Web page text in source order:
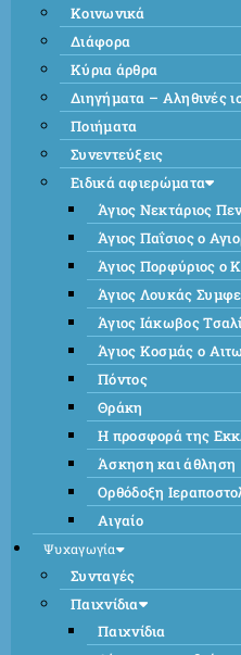
Κοινωνικά
Διάφορα
Κύρια άρθρα
Διηγήματα – Αληθινές
Ποιήματα
Συνεντεύξεις
Ειδικά αφιερώματα
Άγιος Νεκτάριος
Άγιος Παΐσιος ο
Άγιος Πορφύριος ο
Άγιος Λουκάς
Άγιος Ιάκωβος
Άγιος Κοσμάς ο
Πόντος
Θράκη
Η προσφορά της
Άσκηση και άθληση
Ορθόδοξη
Αιγαίο
Ψυχαγωγία
Συνταγές
Παιχνίδια
Παιχνίδια